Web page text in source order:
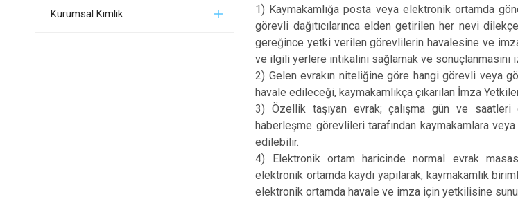
Kurumsal Kimlik
1) Kaymakamlığa posta veya elektronik ortamda
görevli dağıtıcılarınca elden getirilen her nevi
gereğince yetki verilen görevlilerin havalesine ve
ve ilgili yerlere intikalini sağlamak ve sonuçlanmasını
2) Gelen evrakın niteliğine göre hangi görevli veya
havale edileceği, kaymakamlıkça çıkarılan İmza
3) Özellik taşıyan evrak; çalışma gün ve saatleri
haberleşme görevlileri tarafından kaymakamlara
edilebilir.
4) Elektronik ortam haricinde normal evrak
elektronik ortamda kaydı yapılarak, kaymakamlık
elektronik ortamda havale ve imza için yetkilisine